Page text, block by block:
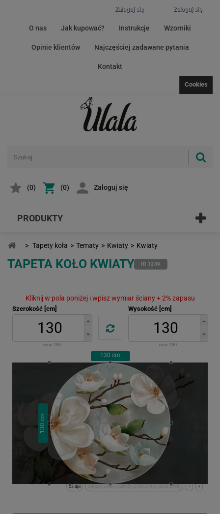
Zaloguj się
Zaloguj się
O nas Jak kupować? Instrukcje Wzorniki
Opinie klientów Najczęściej zadawane pytania
Kontakt
Cookies
(0) (0) Zaloguj się
PRODUKTY
> Tapety koła > Tematy > Kwiaty > Kwiaty
TAPETA KOŁO KWIATY ID 1209
Kliknij w pola poniżej i wpisz wymiar ściany + 2% zapasu
Szerokość [cm]
max: 130
Wysokość [cm]
max: 130
130 cm
130
cm
+
-
x:40cm y:0cm | (859,0) (2793,2793) (3652,2793)
53 dpi